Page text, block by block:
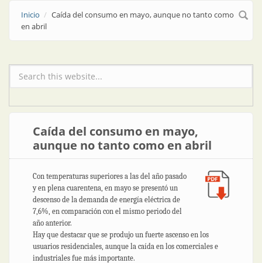
Inicio
Caída del consumo en mayo, aunque no tanto como
en abril
Formulario de búsqueda
Caída del consumo en mayo,
aunque no tanto como en abril
Con temperaturas superiores a las del año pasado
y en plena cuarentena, en mayo se presentó un
descenso de la demanda de energía eléctrica de
7,6%, en comparación con el mismo periodo del
año anterior.
Hay que destacar que se produjo un fuerte ascenso en los
usuarios residenciales, aunque la caída en los comerciales e
industriales fue más importante.